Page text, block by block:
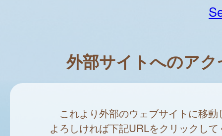
外部サイトへのア
これより外部のウェブサイトに移動
よろしければ下記URLをクリックし